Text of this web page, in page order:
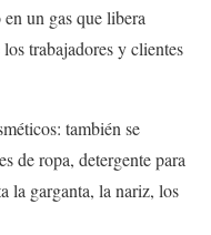
un gas que libera
trabajadores y clientes
también se
de ropa, detergente para
la garganta, la nariz, los